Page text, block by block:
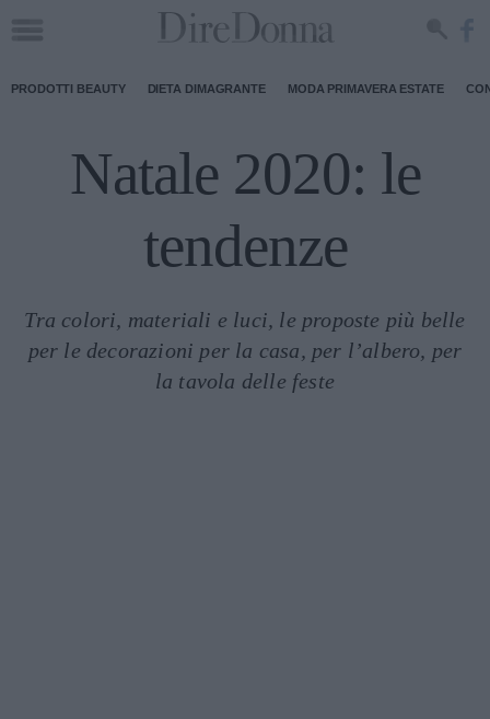
PRODOTTI BEAUTY DIETA DIMAGRANTE MODA PRIMAVERA ESTATE
Natale 2020: le
tendenze
Tra colori, materiali e luci, le proposte più belle
per le decorazioni per la casa, per l’albero, per
la tavola delle feste